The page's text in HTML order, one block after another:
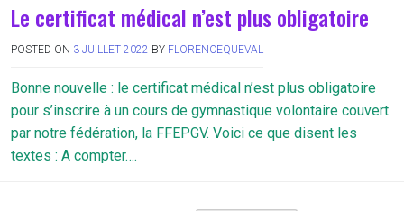
Le certificat médical n’est plus obligatoire
POSTED ON 3 JUILLET 2022 BY FLORENCEQUEVAL
Bonne nouvelle : le certificat médical n’est plus obligatoire
pour s’inscrire à un cours de gymnastique volontaire couvert
par notre fédération, la FFEPGV. Voici ce que disent les
textes : A compter….